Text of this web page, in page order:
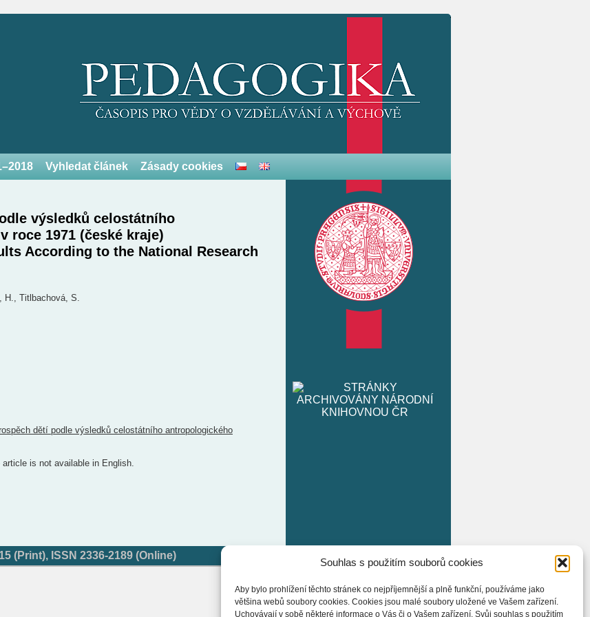
Souhlas s použitím souborů cookies
Aby bylo prohlížení těchto stránek co nejpříjemnější a plně funkční, používáme jako
většina webů soubory cookies. Cookies jsou malé soubory uložené ve Vašem zařízení.
Uchovávají v sobě některé informace o Vás či o Vašem zařízení. Svůj souhlas s použitím
Vyhledat článek Zásady cookies
výsledků celostátního
roce 1971 (české kraje)
According to the National Research
H., Titlbachová, S.
dětí podle výsledků celostátního antropologického
article is not available in English.
(Print), ISSN 2336-2189 (Online)